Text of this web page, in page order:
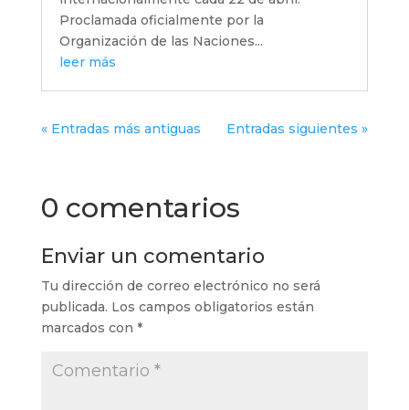
Proclamada oficialmente por la
Organización de las Naciones...
leer más
« Entradas más antiguas Entradas siguientes »
0 comentarios
Enviar un comentario
Tu dirección de correo electrónico no será
publicada. Los campos obligatorios están
marcados con *